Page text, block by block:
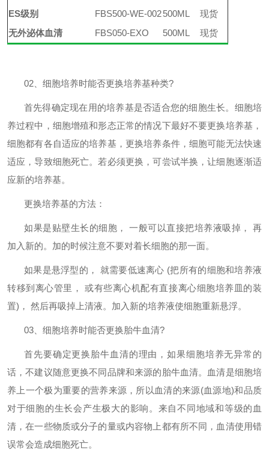
ES级别
FBS500-WE-002500ML
现货
无外泌体血清
FBS050-EXO 500ML 现货
02 、细胞培养时能否更换培养基种类?
首先得确定现在用的培养基是否适合您的细胞生长。细胞培
养过程中，细胞增殖和形态正常的情况下最好不要更换培养基，
细胞都有各自适应的培养基，更换培养条件，细胞可能无法快速
适应，导致细胞死亡。若必须更换，可尝试半换，让细胞逐渐适
应新的培养基。
更换培养基的方法：
如果是贴壁生长的细胞，
一般可以直接把培养液吸掉， 再
加入新的。加的时候注意不要对着长细胞的那一面。
如果是悬浮型的， 就需要低速离心 (把所有的细胞和培养液
转移到离心管里， 或有些离心机配有直接离心细胞培养皿的装
置) ， 然后再吸掉上清液。加入新的培养液使细胞重新悬浮。
03 、细胞培养时能否更换胎牛血清?
首先要确定更换胎牛血清的理由，如果细胞培养无异常的
话，不建议随意更换不同品牌和来源的胎牛血清。血清是细胞培
养上一个极为重要的营养来源，所以血清的来源(血源地)和品质
对于细胞的生长会产生极大的影响。来自不同地域和等级的血
清，在一些物质或分子的量或内容物上都有所不同，血清使用错
误常会造成细胞死亡。